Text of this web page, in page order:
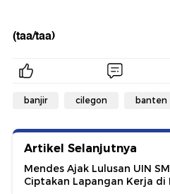
(taa/taa)
banjir cilegon banten
Artikel Selanjutnya
Mendes Ajak Lulusan UIN
Ciptakan Lapangan Kerja di